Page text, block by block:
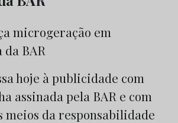
hoje à publicidade com
assinada pela BAR e com
meios da responsabilidade